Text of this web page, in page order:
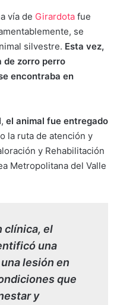
vía de Girardota fue
se
silvestre. Esta vez,
de zorro perro
encontraba en
el animal fue entregado
la ruta de atención y
y Rehabilitación
Metropolitana del Valle
clínica, el
una
lesión en
que
y